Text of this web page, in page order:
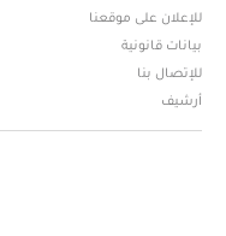
للإعلان على موقعنا
بيانات قانونية
للإتصال بنا
أرشيف